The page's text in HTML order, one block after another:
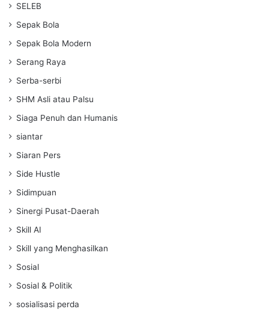
SELEB
Sepak Bola
Sepak Bola Modern
Serang Raya
Serba-serbi
SHM Asli atau Palsu
Siaga Penuh dan Humanis
siantar
Siaran Pers
Side Hustle
Sidimpuan
Sinergi Pusat-Daerah
Skill AI
Skill yang Menghasilkan
Sosial
Sosial & Politik
sosialisasi perda